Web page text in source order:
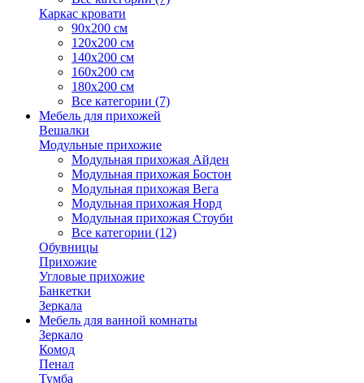
Каркас кровати
90х200 см
120х200 см
140х200 см
160х200 см
180х200 см
Все категории (7)
Мебель для прихожей
Вешалки
Модульные прихожие
Модульная прихожая Айден
Модульная прихожая Бостон
Модульная прихожая Вега
Модульная прихожая Норд
Модульная прихожая Стоуби
Все категории (12)
Обувницы
Прихожие
Угловые прихожие
Банкетки
Зеркала
Мебель для ванной комнаты
Зеркало
Комод
Пенал
Тумба